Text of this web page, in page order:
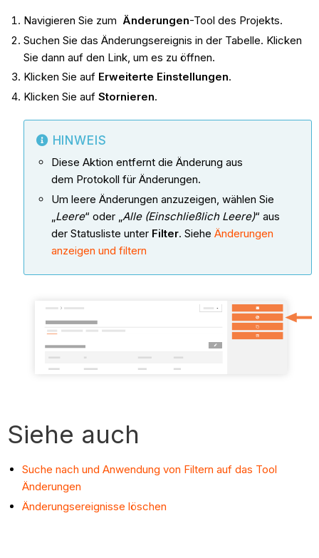
Navigieren Sie zum Änderungen-Tool des Projekts.
Suchen Sie das Änderungsereignis in der Tabelle. Klicken
Sie dann auf den Link, um es zu öffnen.
Klicken Sie auf Erweiterte Einstellungen.
Klicken Sie auf Stornieren.
HINWEIS
Diese Aktion entfernt die Änderung aus
dem Protokoll für Änderungen.
Um leere Änderungen anzuzeigen, wählen Sie
„Leere“ oder „Alle (Einschließlich Leere)“ aus
der Statusliste unter Filter. Siehe Änderungen
anzeigen und filtern
Siehe auch
Suche nach und Anwendung von Filtern auf das Tool
Änderungen
Änderungsereignisse löschen